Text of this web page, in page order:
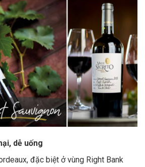
dễ uống
đặc biệt ở vùng Right Bank